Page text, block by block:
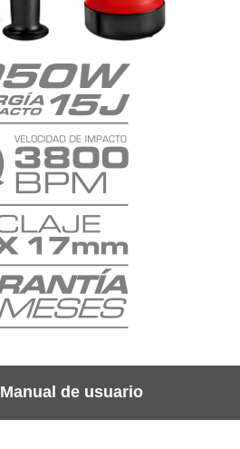
Si
Manual de usuario